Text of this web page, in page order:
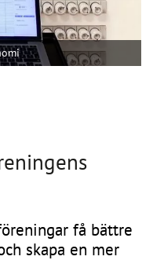
samla
i stället för att varje
och samtidigt ge en
också bättre
vilket kan
ett högre
lika viktig, menar
förutsättningar att